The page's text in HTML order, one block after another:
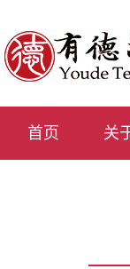
首页 关